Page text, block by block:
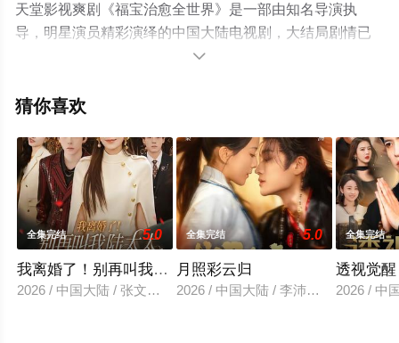
天堂影视爽剧《福宝治愈全世界》是一部由知名导演执
导，明星演员精彩演绎的中国大陆电视剧，大结局剧情已
揭晓（全集完结），手机免费观看高清无删减完整版电视
剧、电视猫或剧情网等平台了解。

猜你喜欢
全集完结 5.0
我离婚了！别再叫我陆太太，叫沈总
2026 / 中国大陆 / 张文浩&芝夏
全集完结 5.0
月照彩云归
2026 / 中国大陆 / 李沛洋＆蔺瑞雪
全集完结
透视觉
2026 / 中